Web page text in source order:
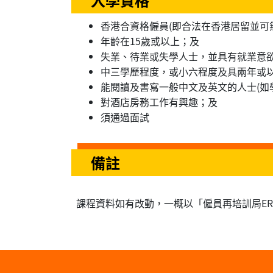
香港合資格僱員(即合法在香港居留並
年齡在15歲或以上；及
失業、待業或失學人士，並具有就業意
中三學歷程度，或小六程度及具兩年或
能閱讀及書寫一般中文及英文的人士(
對酒店房務工作有興趣；及
須通過面試
備註
課程資料如有改動，一概以「僱員再培訓局